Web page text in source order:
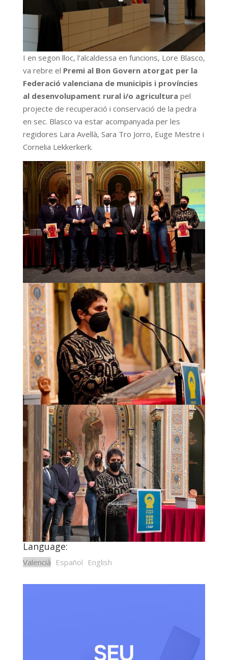
I en segon lloc, l’alcaldessa en funcions, Lore Blasco,
va rebre el Premi al Bon Govern atorgat per la
Federació valenciana de municipis i províncies
al desenvolupament rural i/o agriculturapel
projecte de recuperació i conservació de la pedra
en sec. Blasco va estar acompanyada per les
regidores Lara Avellà, Sara Tro Jorro, Euge Mestre i
Cornelia Lekkerkerk.
Language:
Valencià Español English